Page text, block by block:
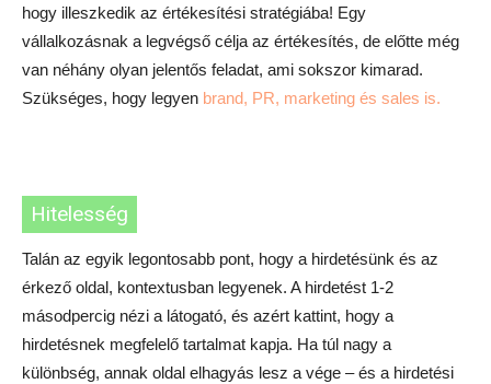
hogy illeszkedik az értékesítési stratégiába! Egy
vállalkozásnak a legvégső célja az értékesítés, de előtte még
van néhány olyan jelentős feladat, ami sokszor kimarad.
Szükséges, hogy legyen brand, PR, marketing és sales is.
Hitelesség
Talán az egyik legontosabb pont, hogy a hirdetésünk és az
érkező oldal, kontextusban legyenek. A hirdetést 1-2
másodpercig nézi a látogató, és azért kattint, hogy a
hirdetésnek megfelelő tartalmat kapja. Ha túl nagy a
különbség, annak oldal elhagyás lesz a vége – és a hirdetési